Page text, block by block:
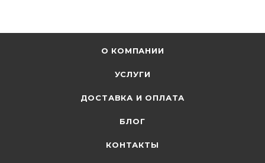
О КОМПАНИИ
УСЛУГИ
ДОСТАВКА И ОПЛАТА
БЛОГ
КОНТАКТЫ